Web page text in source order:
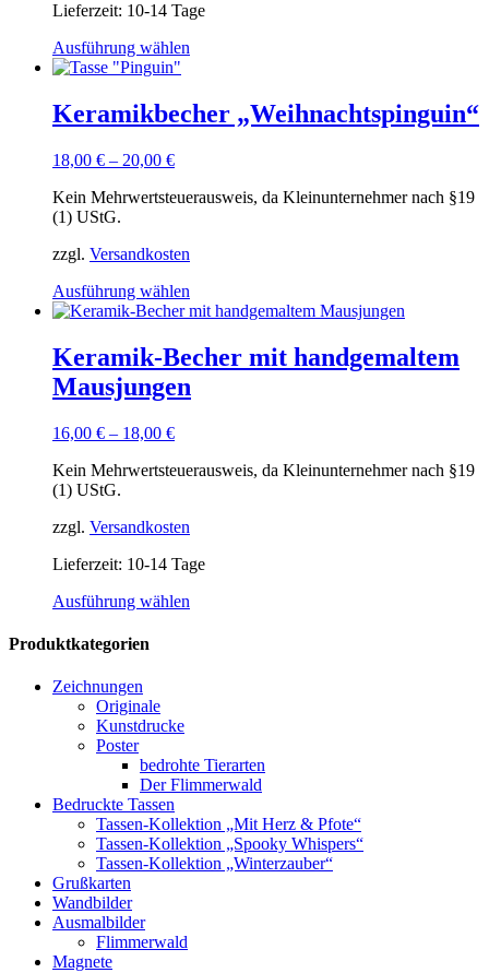
Lieferzeit: 10-14 Tage
Ausführung wählen
mehrere
Varianten
können
Produktseite
werden
Keramikbecher „Weihnachtspinguin“
18,00 € – 20,00 €
Kein Mehrwertsteuerausweis, da Kleinunternehmer nach §19
(1) UStG.
zzgl. Versandkosten
Ausführung wählen
Produkt
mehrere
Varianten
auf.
auf
Keramik-Becher mit handgemaltem
Mausjungen
16,00 € – 18,00 €
Kein Mehrwertsteuerausweis, da Kleinunternehmer nach §19
(1) UStG.
zzgl. Versandkosten
Lieferzeit: 10-14 Tage
Ausführung wählen
können
auf
der
Produktseite
gewählt
werden
Produktkategorien
Zeichnungen
Originale
Kunstdrucke
Poster
bedrohte Tierarten
Der Flimmerwald
Bedruckte Tassen
Tassen-Kollektion „Mit Herz & Pfote“
Tassen-Kollektion „Spooky Whispers“
Tassen-Kollektion „Winterzauber“
Grußkarten
Wandbilder
Ausmalbilder
Flimmerwald
Magnete